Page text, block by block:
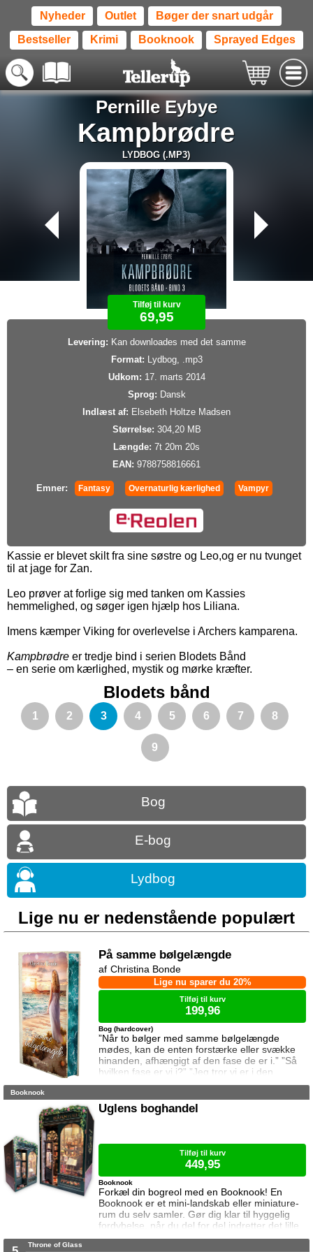
Nyheder Outlet Bøger der snart udgår
Bestseller Krimi Booknook Sprayed Edges
Pernille Eybye
Kampbrødre
LYDBOG (.MP3)
Tilføj til kurv
69,95
Levering: Kan downloades med det samme
Format: Lydbog, .mp3
Udkom: 17. marts 2014
Sprog: Dansk
Indlæst af: Elsebeth Holtze Madsen
Størrelse: 304,20 MB
Længde: 7t 20m 20s
EAN: 9788758816661
Emner: Fantasy Overnaturlig kærlighed Vampyr
Kassie er blevet skilt fra sine søstre og Leo,og er nu tvunget
til at jage for Zan.
Leo prøver at forlige sig med tanken om Kassies
hemmelighed, og søger igen hjælp hos Liliana.
Imens kæmper Viking for overlevelse i Archers kamparena.
Kampbrødre er tredje bind i serien Blodets Bånd
– en serie om kærlighed, mystik og mørke kræfter.
Blodets bånd
1 2 3 4 5 6 7 8
9
Bog
E-bog
Lydbog
Lige nu er nedenstående populært
På samme bølgelængde
”Når to bølger med samme bølgelængde
mødes, kan de enten forstærke eller svække
hinanden, afhængigt af den fase de er i.” ”Så
hvilken fase er vi i?” ”Jeg tror vi er i den
samme fase.” To ting er vigtige for Elina da
sætte sin afdøde fars hus til salg. Salget skal
gå hurtigt, og hendes ophold skal være kort.
Bog (hardcover)
Lige nu sparer du 20%
Christina Bonde
Tilføj til kurv
199,96
Booknook
Uglens boghandel
Forkæl din bogreol med en Booknook! En
Booknook er et mini-landskab eller miniature-
rum du selv samler. Gør dig klar til hyggelig
fordybelse, når du del for del indretter det lille
rum med de fineste detaljer. Med lukkede
Booknook
Tilføj til kurv
449,95
Throne of Glass